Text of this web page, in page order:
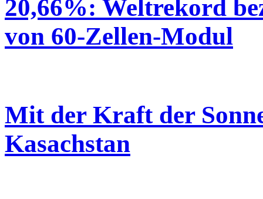
20,66%: Weltrekord
von 60-Zellen-Modul
Mit der Kraft der
Kasachstan